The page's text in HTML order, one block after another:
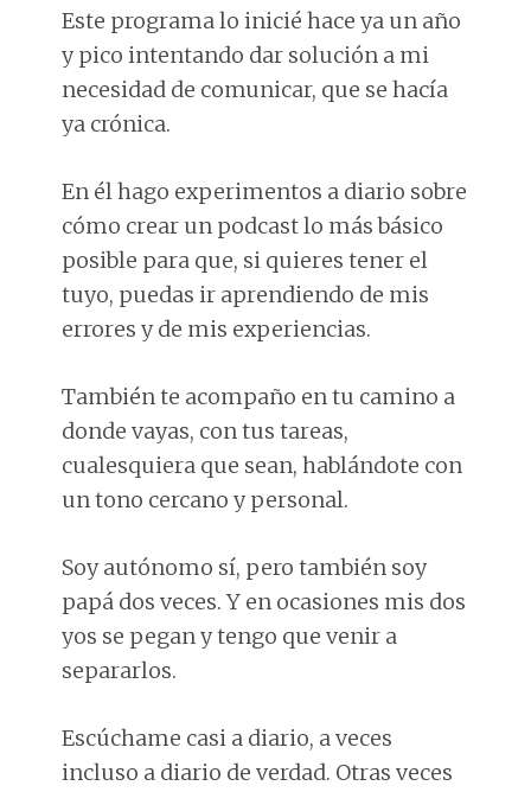
Este programa lo inicié hace ya un año
y pico intentando dar solución a mi
necesidad de comunicar, que se hacía
ya crónica.
En él hago experimentos a diario sobre
cómo crear un podcast lo más básico
posible para que, si quieres tener el
tuyo, puedas ir aprendiendo de mis
errores y de mis experiencias.
También te acompaño en tu camino a
donde vayas, con tus tareas,
cualesquiera que sean, hablándote con
un tono cercano y personal.
Soy autónomo sí, pero también soy
papá dos veces. Y en ocasiones mis dos
yos se pegan y tengo que venir a
separarlos.
Escúchame casi a diario, a veces
incluso a diario de verdad. Otras veces